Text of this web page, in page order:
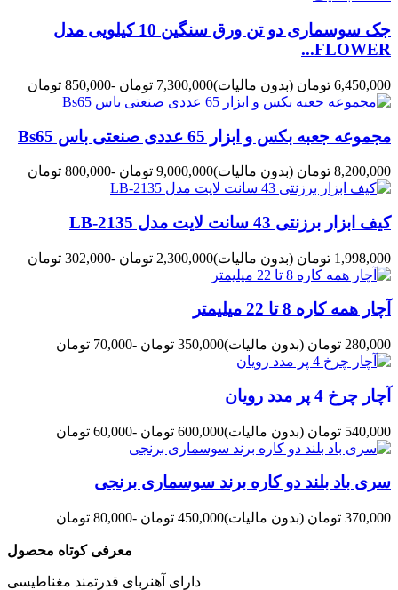
جک سوسماری دو تن ورق سنگین 10 کیلویی مدل
FLOWER...
6,450,000 تومان (بدون مالیات)7,300,000 تومان -850,000 تومان
مجموعه جعبه بکس و ابزار 65 عددی صنعتی باس Bs65
8,200,000 تومان (بدون مالیات)9,000,000 تومان -800,000 تومان
کیف ابزار برزنتی 43 سانت لایت مدل LB-2135
1,998,000 تومان (بدون مالیات)2,300,000 تومان -302,000 تومان
آچار همه کاره 8 تا 22 میلیمتر
280,000 تومان (بدون مالیات)350,000 تومان -70,000 تومان
آچار چرخ 4 پر مدد رویان
540,000 تومان (بدون مالیات)600,000 تومان -60,000 تومان
سری باد بلند دو کاره برند سوسماری برنجی
370,000 تومان (بدون مالیات)450,000 تومان -80,000 تومان
معرفی کوتاه محصول
دارای آهنربای قدرتمند مغناطیسی